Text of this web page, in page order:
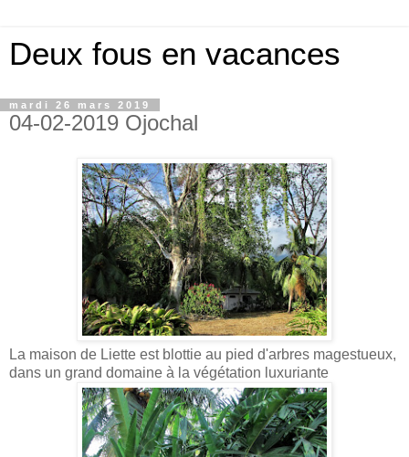
Deux fous en vacances
mardi 26 mars 2019
04-02-2019 Ojochal
La maison de Liette est blottie au pied d'arbres magestueux,
dans un grand domaine à la végétation luxuriante